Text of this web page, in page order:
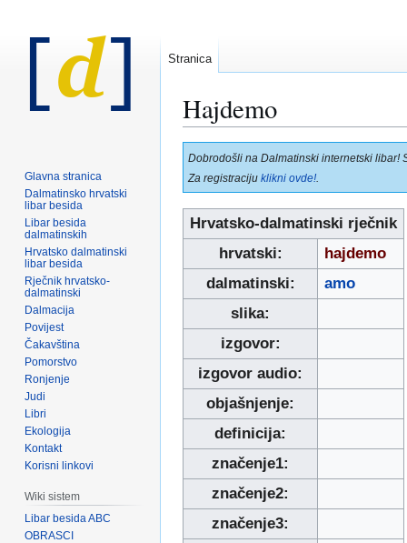
Hajdemo
Prijeđi
na
navigaciju
Prijeđi
na
pretraživanje
Dobrodošli na Dalmatinski internetski libar!
Za registraciju klikni ovde!
Hrvatsko-dalmatinski rječnik
hrvatski:
hajdemo
dalmatinski:
amo
slika:
izgovor:
izgovor audio:
objašnjenje:
definicija:
značenje1:
značenje2:
značenje3:
Stranica
Glavna stranica
Dalmatinsko hrvatski
libar besida
Libar besida
dalmatinskih
Hrvatsko dalmatinski
libar besida
Rječnik hrvatsko-
dalmatinski
Dalmacija
Povijest
Čakavština
Pomorstvo
Ronjenje
Judi
Libri
Ekologija
Kontakt
Korisni linkovi
Wiki sistem
Libar besida ABC
OBRASCI